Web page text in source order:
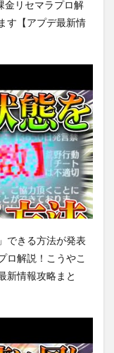
金リセマラプロ解
す【アプデ最新情
できる方法が発表
ロ解説！こうやこ
新情報攻略まと